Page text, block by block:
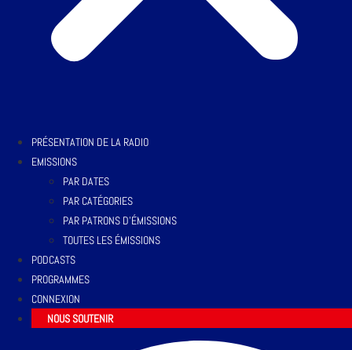
PRÉSENTATION DE LA RADIO
EMISSIONS
PAR DATES
PAR CATÉGORIES
PAR PATRONS D’ÉMISSIONS
TOUTES LES ÉMISSIONS
PODCASTS
PROGRAMMES
CONNEXION
NOUS SOUTENIR